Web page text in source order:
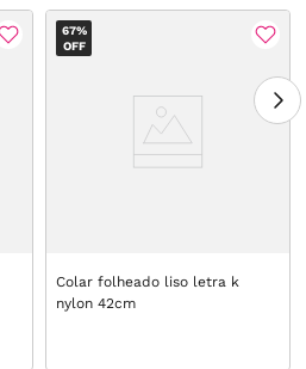
67%
OFF
Colar folheado liso letra k
nylon 42cm